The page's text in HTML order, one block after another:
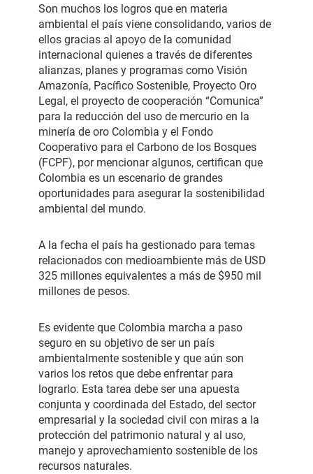
Son muchos los logros que en materia
ambiental el país viene consolidando, varios de
ellos gracias al apoyo de la comunidad
internacional quienes a través de diferentes
alianzas, planes y programas como Visión
Amazonía, Pacífico Sostenible, Proyecto Oro
Legal, el proyecto de cooperación “Comunica”
para la reducción del uso de mercurio en la
minería de oro Colombia y el Fondo
Cooperativo para el Carbono de los Bosques
(FCPF), por mencionar algunos, certifican que
Colombia es un escenario de grandes
oportunidades para asegurar la sostenibilidad
ambiental del mundo.
A la fecha el país ha gestionado para temas
relacionados con medioambiente más de USD
325 millones equivalentes a más de $950 mil
millones de pesos.
Es evidente que Colombia marcha a paso
seguro en su objetivo de ser un país
ambientalmente sostenible y que aún son
varios los retos que debe enfrentar para
lograrlo. Esta tarea debe ser una apuesta
conjunta y coordinada del Estado, del sector
empresarial y la sociedad civil con miras a la
protección del patrimonio natural y al uso,
manejo y aprovechamiento sostenible de los
recursos naturales.